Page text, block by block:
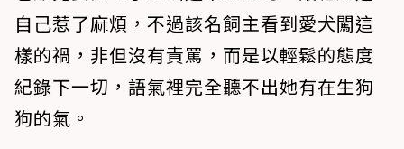
自己惹了麻煩，不過該名飼主看到愛犬闖這
樣的禍，非但沒有責罵，而是以輕鬆的態度
紀錄下一切，語氣裡完全聽不出她有在生狗
狗的氣。